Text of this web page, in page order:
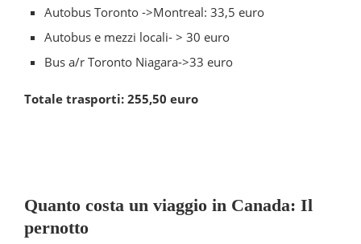
Autobus Toronto ->Montreal: 33,5 euro
Autobus e mezzi locali- > 30 euro
Bus a/r Toronto Niagara->33 euro
Totale trasporti: 255,50 euro
Quanto costa un viaggio in Canada: Il
pernotto